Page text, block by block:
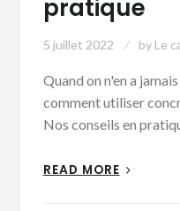
pratique
5 juillet 2022 by Le
Quand on n'en a
comment utiliser
Nos conseils en
READ MORE